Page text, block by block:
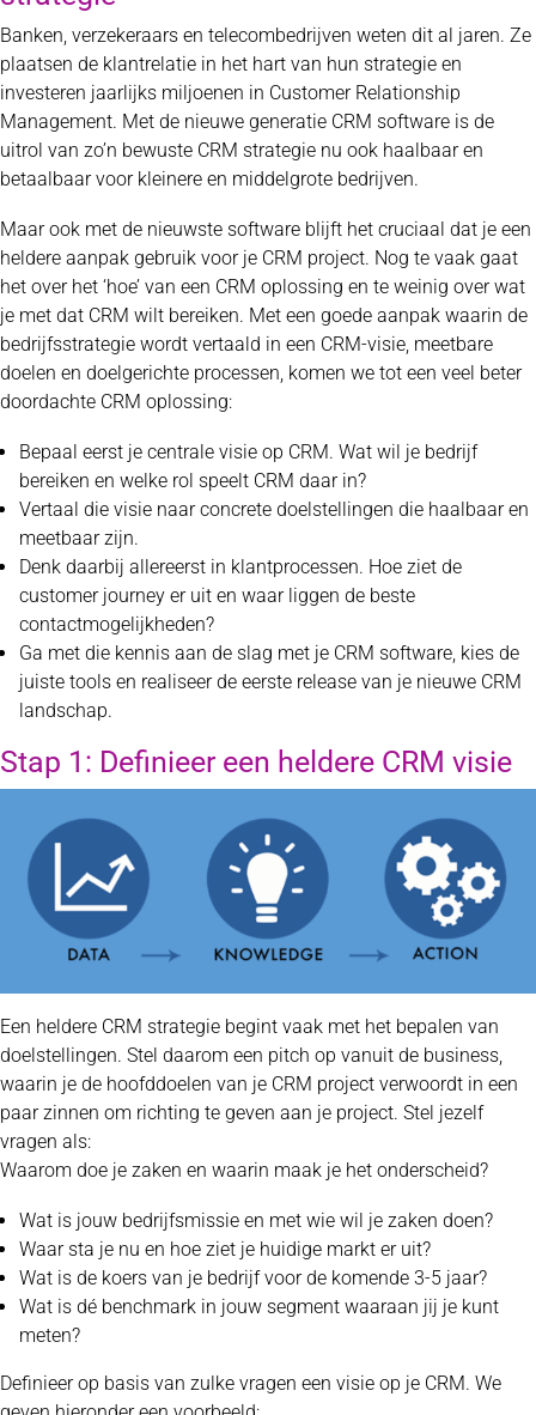
Banken, verzekeraars en telecombedrijven weten dit al jaren. Ze
plaatsen de klantrelatie in het hart van hun strategie en
investeren jaarlijks miljoenen in Customer Relationship
Management. Met de nieuwe generatie CRM software is de
uitrol van zo’n bewuste CRM strategie nu ook haalbaar en
betaalbaar voor kleinere en middelgrote bedrijven.
Maar ook met de nieuwste software blijft het cruciaal dat je een
heldere aanpak gebruik voor je CRM project. Nog te vaak gaat
het over het ‘hoe’ van een CRM oplossing en te weinig over wat
je met dat CRM wilt bereiken. Met een goede aanpak waarin de
bedrijfsstrategie wordt vertaald in een CRM-visie, meetbare
doelen en doelgerichte processen, komen we tot een veel beter
doordachte CRM oplossing:
Bepaal eerst je centrale visie op CRM. Wat wil je bedrijf
bereiken en welke rol speelt CRM daar in?
Vertaal die visie naar concrete doelstellingen die haalbaar en
meetbaar zijn.
Denk daarbij allereerst in klantprocessen. Hoe ziet de
customer journey er uit en waar liggen de beste
contactmogelijkheden?
Ga met die kennis aan de slag met je CRM software, kies de
juiste tools en realiseer de eerste release van je nieuwe CRM
landschap.
Stap 1: Definieer een heldere CRM visie
Een heldere CRM strategie begint vaak met het bepalen van
doelstellingen. Stel daarom een pitch op vanuit de business,
waarin je de hoofddoelen van je CRM project verwoordt in een
paar zinnen om richting te geven aan je project. Stel jezelf
vragen als:
Waarom doe je zaken en waarin maak je het onderscheid?
Wat is jouw bedrijfsmissie en met wie wil je zaken doen?
Waar sta je nu en hoe ziet je huidige markt er uit?
Wat is de koers van je bedrijf voor de komende 3-5 jaar?
Wat is dé benchmark in jouw segment waaraan jij je kunt
meten?
Definieer op basis van zulke vragen een visie op je CRM. We